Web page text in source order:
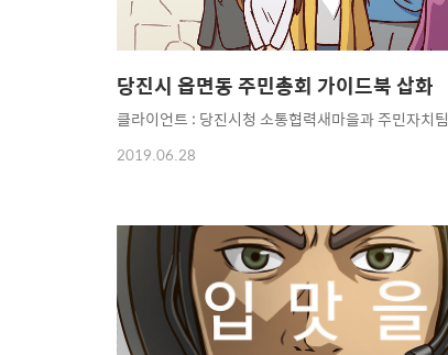
당진시 읍면동 주민총회 가이드북 삽화
클라이언트 : 당진시청 소통협력새마을과 주민자치팀
2019.06.28